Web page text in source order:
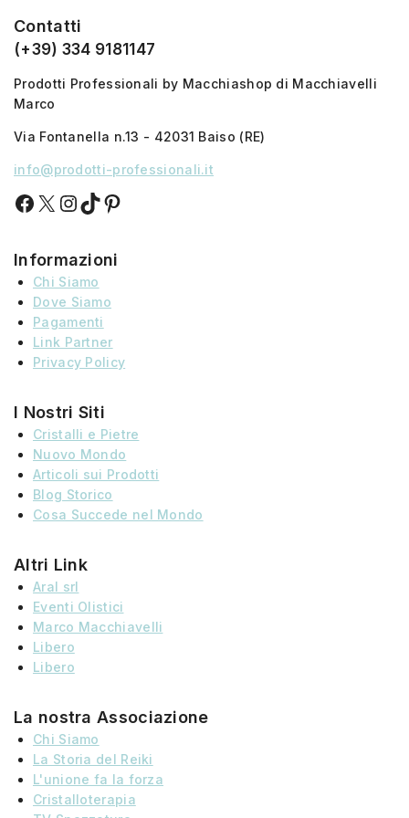
Contatti
(+39) 334 9181147
Prodotti Professionali by Macchiashop di Macchiavelli
Marco
Via Fontanella n.13 - 42031 Baiso (RE)
info@prodotti-professionali.it
Informazioni
Chi Siamo
Dove Siamo
Pagamenti
Link Partner
Privacy Policy
I Nostri Siti
Cristalli e Pietre
Nuovo Mondo
Articoli sui Prodotti
Blog Storico
Cosa Succede nel Mondo
Altri Link
Aral srl
Eventi Olistici
Marco Macchiavelli
Libero
Libero
La nostra Associazione
Chi Siamo
La Storia del
Reiki
L'unione fa la forza
Cristalloterapia